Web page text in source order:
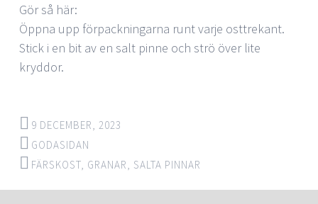
Gör så här:
Öppna upp förpackningarna runt varje osttrekant.
Stick i en bit av en salt pinne och strö över lite
kryddor.
9 DECEMBER, 2023
GODASIDAN
FÄRSKOST GRANAR SALTA PINNAR